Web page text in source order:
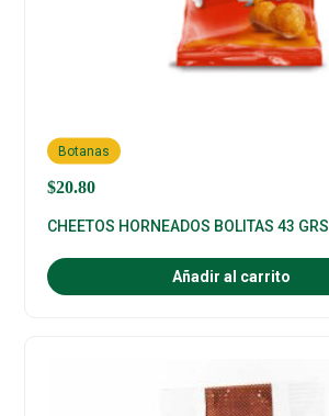
$20.80
Botanas
CHEETOS HORNEADOS BOLITAS 43 GRS
Añadir al carrito